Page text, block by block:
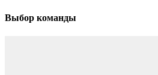
Выбор команды